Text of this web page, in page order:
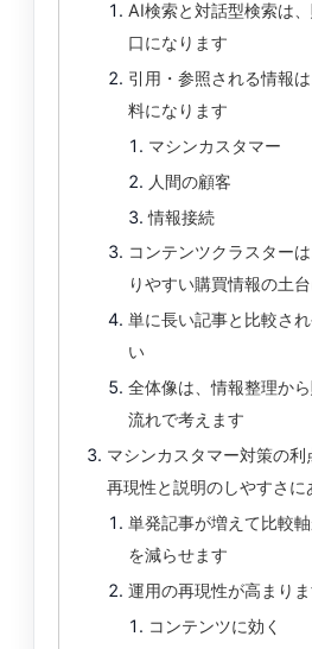
AI検索と対話型検索は
口になります
引用・参照される情報
料になります
マシンカスタマー
人間の顧客
情報接続
コンテンツクラスター
りやすい購買情報の土
単に長い記事と比較さ
い
全体像は、情報整理か
流れで考えます
マシンカスタマー対策の
再現性と説明のしやすさに
単発記事が増えて比較
を減らせます
運用の再現性が高まり
コンテンツに効く